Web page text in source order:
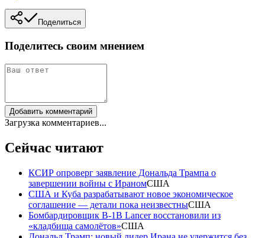
Поделиться
Поделитесь своим мнением
Добавить комментарий
Загрузка комментариев...
Сейчас читают
КСИР опроверг заявление Дональда Трампа о
завершении войны с ИраномСША
США и Куба разрабатывают новое экономическое
соглашение — детали пока неизвестныСША
Бомбардировщик B-1B Lancer восстановили из
«кладбища самолётов»США